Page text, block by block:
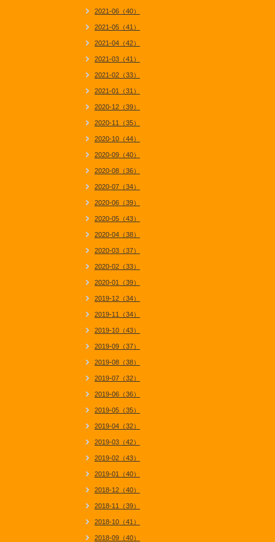
2021-06（40）
2021-05（41）
2021-04（42）
2021-03（41）
2021-02（33）
2021-01（31）
2020-12（39）
2020-11（35）
2020-10（44）
2020-09（40）
2020-08（36）
2020-07（34）
2020-06（39）
2020-05（43）
2020-04（38）
2020-03（37）
2020-02（33）
2020-01（39）
2019-12（34）
2019-11（34）
2019-10（43）
2019-09（37）
2019-08（38）
2019-07（32）
2019-06（36）
2019-05（35）
2019-04（32）
2019-03（42）
2019-02（43）
2019-01（40）
2018-12（40）
2018-11（39）
2018-10（41）
2018-09（40）